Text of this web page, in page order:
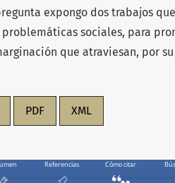
expongo dos trabajos
sociales, para
que atraviesan, por
PDF XML